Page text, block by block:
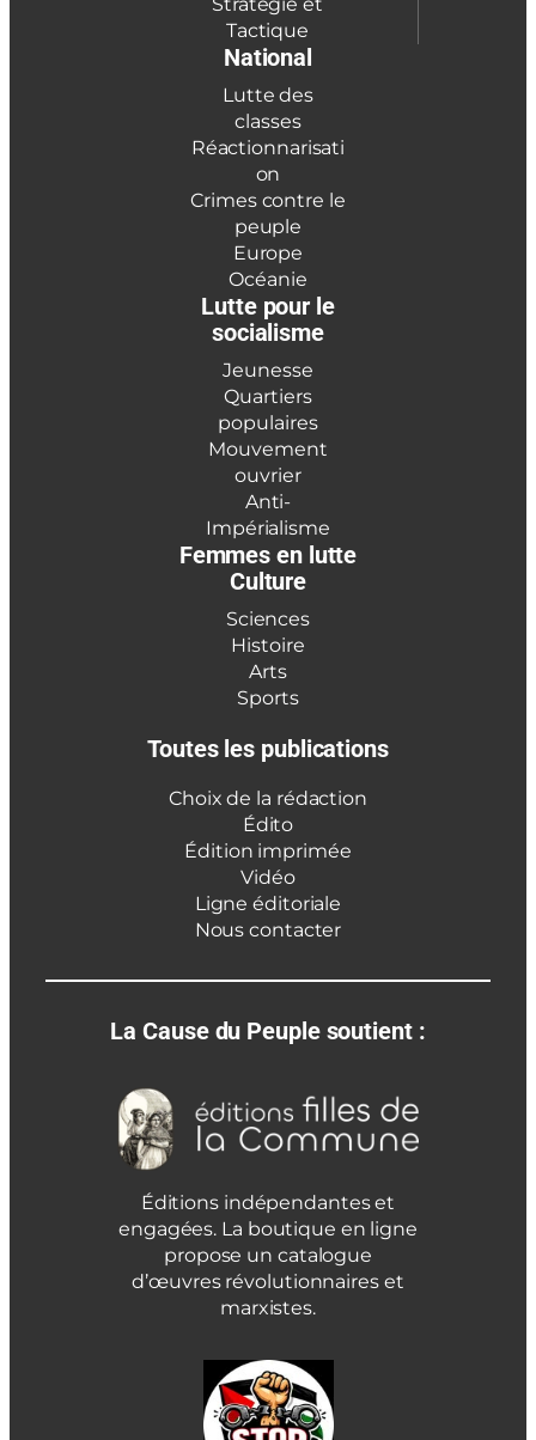
Tactique
National
Lutte des
classes
Réactionnarisati
on
Crimes contre le
peuple
Europe
Océanie
Lutte pour le
socialisme
Jeunesse
Quartiers
populaires
Mouvement
ouvrier
Anti-
Impérialisme
Femmes en lutte
Culture
Sciences
Histoire
Arts
Sports
Toutes les publications
Choix de la rédaction
Édito
Édition imprimée
Vidéo
Ligne éditoriale
Nous contacter
La Cause du Peuple soutient :
Éditions indépendantes et
engagées. La boutique en ligne
propose un catalogue
d’œuvres révolutionnaires et
marxistes.